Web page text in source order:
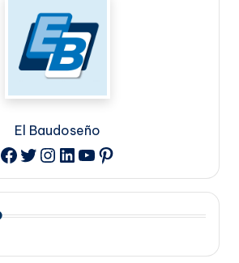
El Baudoseño
Facebook
Twitter
Instagram
LinkedIn
YouTube
Pinterest